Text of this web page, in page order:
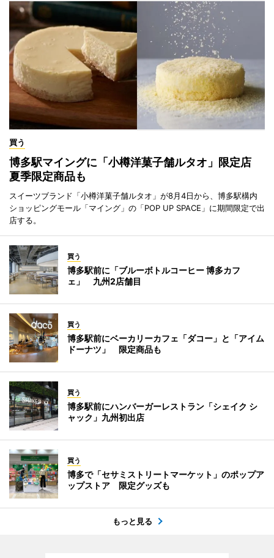
買う
博多駅マイングに「小樽洋菓子舗ルタオ」限定店
夏季限定商品も
スイーツブランド「小樽洋菓子舗ルタオ」が8月4日から、博多駅構内
ショッピングモール「マイング」の「POP UP SPACE」に期間限定で出
店する。
買う
博多駅前に「ブルーボトルコーヒー 博多カフ
ェ」 九州2店舗目
買う
博多駅前にベーカリーカフェ「ダコー」と「アイム
ドーナツ」 限定商品も
買う
博多駅前にハンバーガーレストラン「シェイク シ
ャック」九州初出店
買う
博多で「セサミストリートマーケット」のポップア
ップストア 限定グッズも
もっと見る